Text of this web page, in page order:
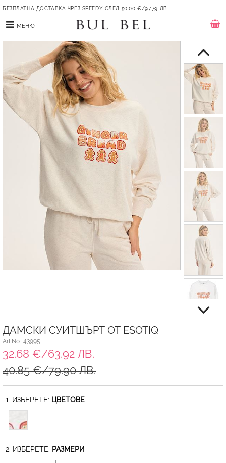
БЕЗПЛАТНА ДОСТАВКА ЧРЕЗ SPEEDY СЛЕД 50.00 €/97.79 ЛВ.
МЕНЮ
ДАМСКИ СУИТШЪРТ ОТ ESOTIQ
Art.No.: 43995
32.68 €/63.92 ЛВ.
40.85 €/79.90 ЛВ.
1. ИЗБЕРЕТЕ: ЦВЕТОВЕ
2. ИЗБЕРЕТЕ: РАЗМЕРИ